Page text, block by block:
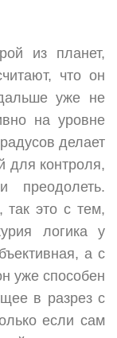
из планет,
что он
уже не
на уровне
делает
для контроля,
преодолеть.
так это с тем,
логика у
а с
уже способен
в разрез с
если сам